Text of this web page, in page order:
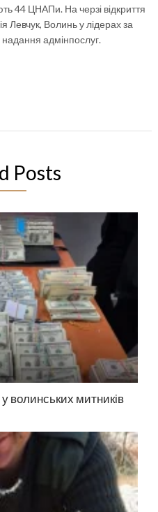
44 ЦНАПи. На черзі відкриття
Левчук, Волинь у лідерах за
адмінпослуг.
Posts
волинських митників